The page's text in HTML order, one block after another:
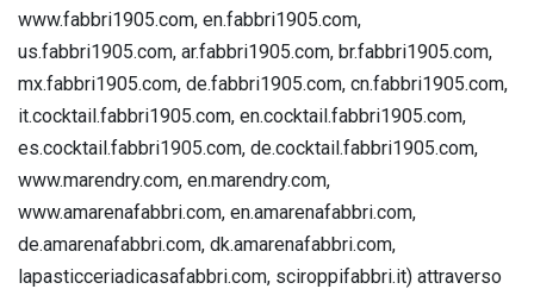
www.fabbri1905.com, en.fabbri1905.com,
us.fabbri1905.com, ar.fabbri1905.com, br.fabbri1905.com,
mx.fabbri1905.com, de.fabbri1905.com, cn.fabbri1905.com,
it.cocktail.fabbri1905.com, en.cocktail.fabbri1905.com,
es.cocktail.fabbri1905.com, de.cocktail.fabbri1905.com,
www.marendry.com, en.marendry.com,
www.amarenafabbri.com, en.amarenafabbri.com,
de.amarenafabbri.com, dk.amarenafabbri.com,
lapasticceriadicasafabbri.com, sciroppifabbri.it) attraverso